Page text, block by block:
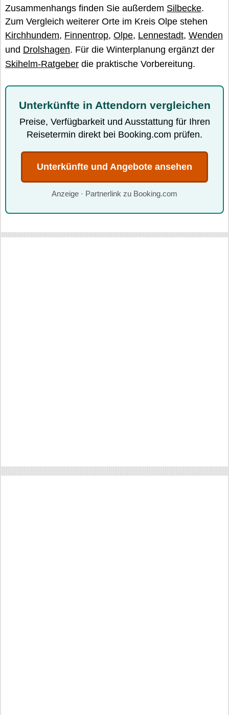
Zusammenhangs finden Sie außerdem Silbecke.
Zum Vergleich weiterer Orte im Kreis Olpe stehen
Kirchhundem, Finnentrop, Olpe, Lennestadt, Wenden
und Drolshagen. Für die Winterplanung ergänzt der
Skihelm-Ratgeber die praktische Vorbereitung.
Unterkünfte in Attendorn vergleichen
Preise, Verfügbarkeit und Ausstattung für Ihren
Reisetermin direkt bei Booking.com prüfen.
Unterkünfte und Angebote ansehen
Anzeige · Partnerlink zu Booking.com